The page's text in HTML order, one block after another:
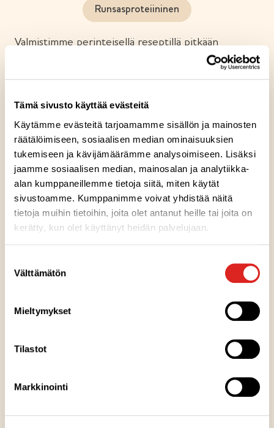
Tämä sivusto käyttää evästeitä
Käytämme evästeitä tarjoamamme sisällön ja mainosten
räätälöimiseen, sosiaalisen median ominaisuuksien
tukemiseen ja kävijämäärämme analysoimiseen. Lisäksi
jaamme sosiaalisen median, mainosalan ja analytiikka-
alan kumppaneillemme tietoja siitä, miten käytät
sivustoamme. Kumppanimme voivat yhdistää näitä
tietoja muihin tietoihin, joita olet antanut heille tai joita on
kerätty, kun olet käyttänyt heidän palvelujaan.
valinta
Välttämätön
Mieltymykset
Tilastot
Markkinointi
Runsasproteiininen
Valmistimme perinteisellä reseptillä pitkään
haudutettua mureaa karjalanpaistia suomalaisesta
kanssa.
Ainesosat